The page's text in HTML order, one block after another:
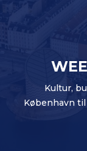
Kultur,
København